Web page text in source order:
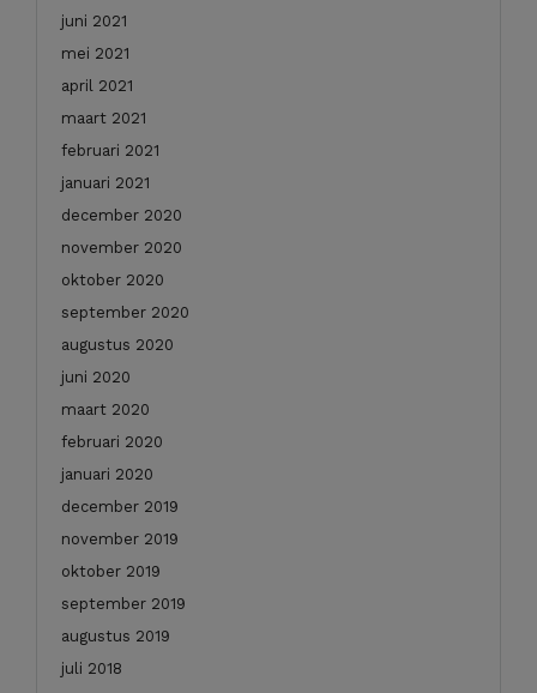
juni 2021
mei 2021
april 2021
maart 2021
februari 2021
januari 2021
december 2020
november 2020
oktober 2020
september 2020
augustus 2020
juni 2020
maart 2020
februari 2020
januari 2020
december 2019
november 2019
oktober 2019
september 2019
augustus 2019
juli 2018